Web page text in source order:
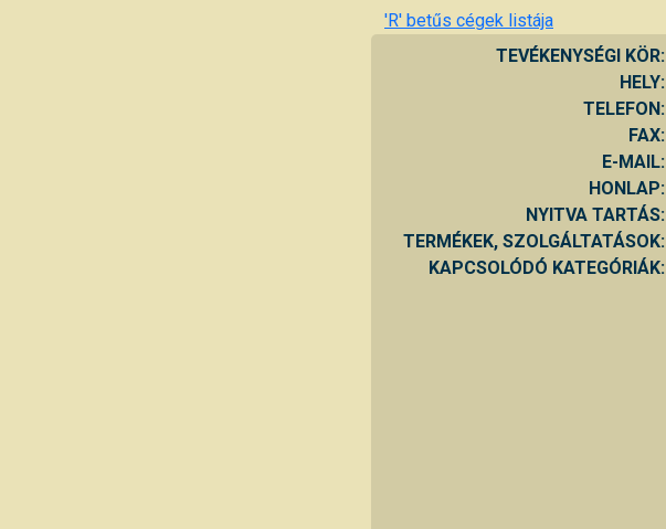
'R' betűs cégek listája
TEVÉKENYSÉGI KÖR:
HELY:
TELEFON:
FAX:
E-MAIL:
HONLAP:
NYITVA TARTÁS:
TERMÉKEK, SZOLGÁLTATÁSOK:
KAPCSOLÓDÓ KATEGÓRIÁK: